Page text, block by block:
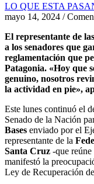
LO QUE ESTA
mayo 14, 2024 /
El representante de
a los senadores que
reglamentación que
Patagonia. «Hoy que
genuino, nosotros
la actividad en pie»,
Este lunes continuó el
Senado de la Nación
Bases enviado por el
representante de la
Santa Cruz -que
manifestó la
Ley de Recuperación